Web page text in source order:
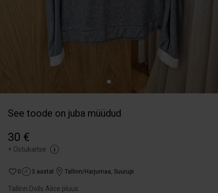
See toode on juba müüdud
30 €
+ Ostukaitse
0 3 aastat Tallinn/Harjumaa, Suurupi
Tallinn Dolls Alice pluus.